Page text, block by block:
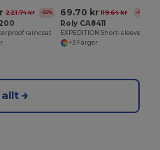
221.74 kr -50%
raincoat
69.70 kr 119.64 kr -42%
Roly CA8411
+3 Färger
allt